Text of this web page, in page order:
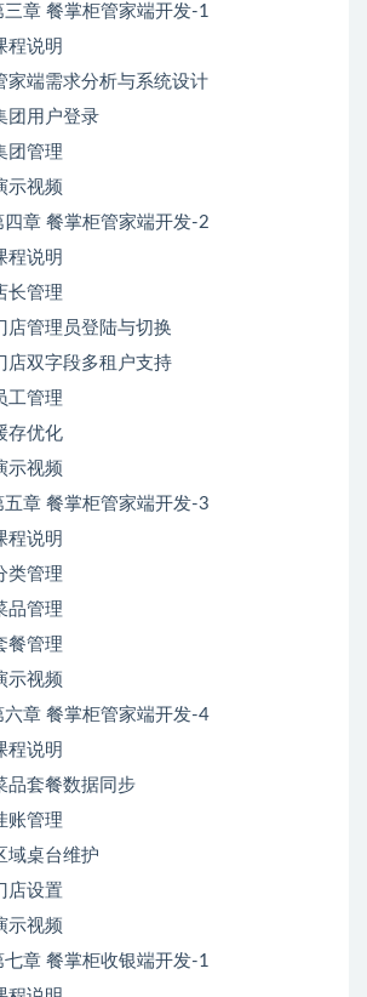
章 餐掌柜管家端开发-1
程说明
家端需求分析与系统设计
团用户登录
团管理
示视频
章 餐掌柜管家端开发-2
程说明
长管理
店管理员登陆与切换
店双字段多租户支持
工管理
存优化
示视频
章 餐掌柜管家端开发-3
程说明
类管理
品管理
餐管理
示视频
章 餐掌柜管家端开发-4
程说明
品套餐数据同步
账管理
域桌台维护
店设置
示视频
章 餐掌柜收银端开发-1